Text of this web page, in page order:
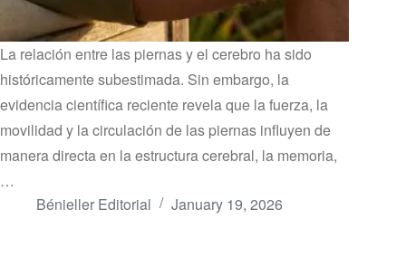
La relación entre las piernas y el cerebro ha sido
históricamente subestimada. Sin embargo, la
evidencia científica reciente revela que la fuerza, la
movilidad y la circulación de las piernas influyen de
manera directa en la estructura cerebral, la memoria,
…
Bénieller Editorial
January 19, 2026